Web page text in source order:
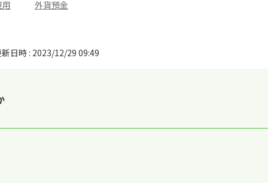
外貨預金
日時 : 2023/12/29 09:49